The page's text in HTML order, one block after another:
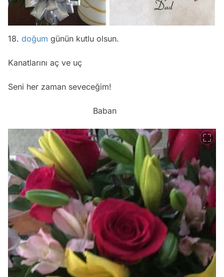
18. doğum günün kutlu olsun.
Kanatlarını aç ve uç
Seni her zaman seveceğim!
Baban